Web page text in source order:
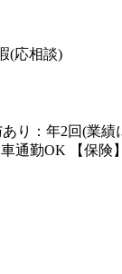
(応相談)
あり：年2回(業
通勤OK 【保